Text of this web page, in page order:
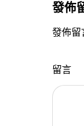
發佈
發佈留
留言